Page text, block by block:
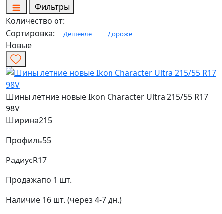
Фильтры
Количество от:
Сортировка:
Дешевле Дороже
Новые
Шины летние новые Ikon Character Ultra 215/55 R17
98V
Ширина215
Профиль55
РадиусR17
Продажапо 1 шт.
Наличие 16 шт. (через 4-7 дн.)